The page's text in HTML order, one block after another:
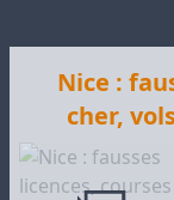
Nice :
cher,